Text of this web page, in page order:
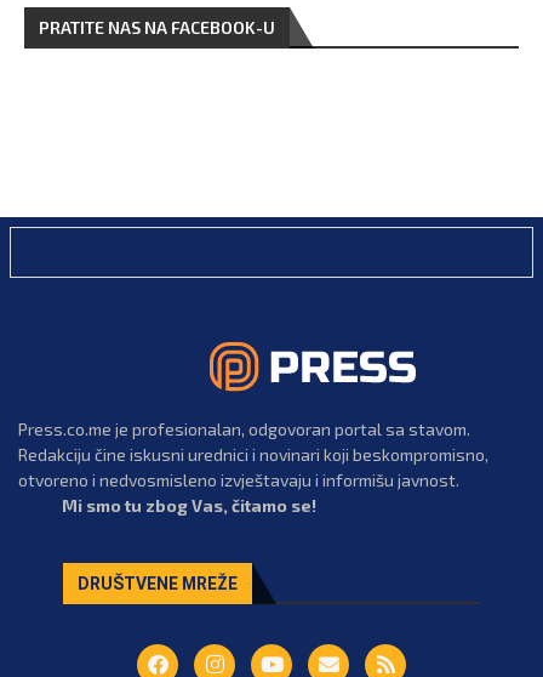
PRATITE NAS NA FACEBOOK-U
Press.co.me je profesionalan, odgovoran portal sa stavom.
Redakciju čine iskusni urednici i novinari koji beskompromisno,
otvoreno i nedvosmisleno izvještavaju i informišu javnost.
Mi smo tu zbog Vas, čitamo se!
DRUŠTVENE MREŽE